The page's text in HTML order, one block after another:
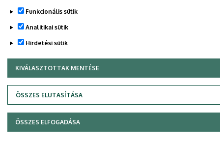
Funkcionális sütik
Analitikai sütik
Hirdetési sütik
KIVÁLASZTOTTAK MENTÉSE
ÖSSZES ELUTASÍTÁSA
WITHDRAW CONSENT
ÖSSZES ELFOGADÁSA